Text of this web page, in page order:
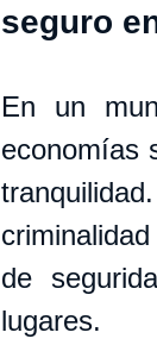
seguro
En un
economías
de
lugares.